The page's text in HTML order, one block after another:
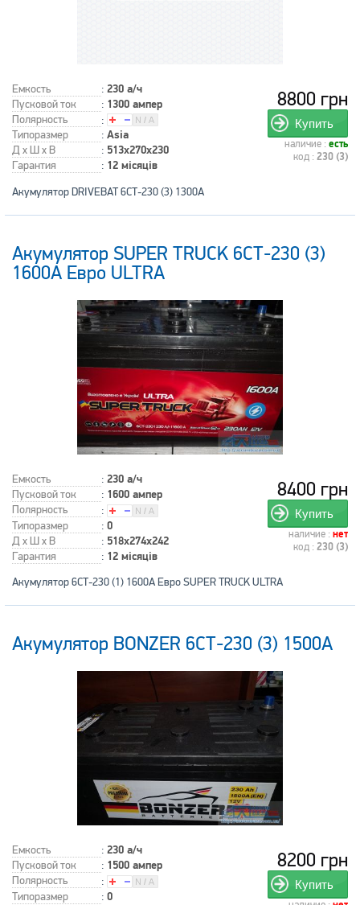
Емкость : 230 а/ч
Пусковой ток : 1300 ампер
Полярность
:
Типоразмер
: Asia
Д x Ш x В : 513x270x230
Гарантия : 12 місяців
8800 грн
Купить
наличие : есть
код : 230 (3)
Акумулятор DRIVEBAT 6СТ-230 (3) 1300A
Акумулятор SUPER TRUCK 6СТ-230 (3)
1600A Евро ULTRA
Емкость : 230 а/ч
Пусковой ток : 1600 ампер
Полярность
:
Типоразмер
: 0
Д x Ш x В : 518x274x242
Гарантия : 12 місяців
8400 грн
Купить
наличие : нет
код : 230 (3)
Акумулятор 6СТ-230 (1) 1600A Евро SUPER TRUCK ULTRA
Акумулятор BONZER 6СТ-230 (3) 1500A
Емкость : 230 а/ч
Пусковой ток : 1500 ампер
Полярность
:
Типоразмер
: 0
8200 грн
Купить